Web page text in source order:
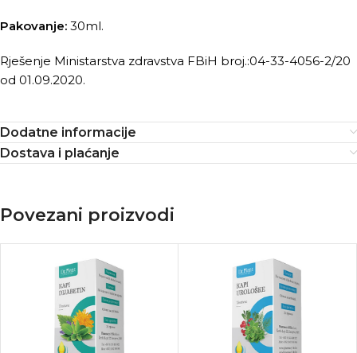
Pakovanje: 30ml.
Rješenje Ministarstva zdravstva FBiH broj.:04-33-4056-2/20
od 01.09.2020.
Dodatne informacije
Dostava i plaćanje
Povezani proizvodi